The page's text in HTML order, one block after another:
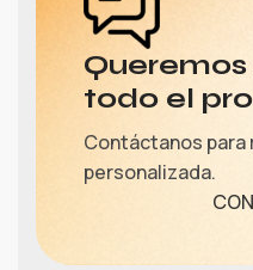
todo el
Contáctanos
personalizada.